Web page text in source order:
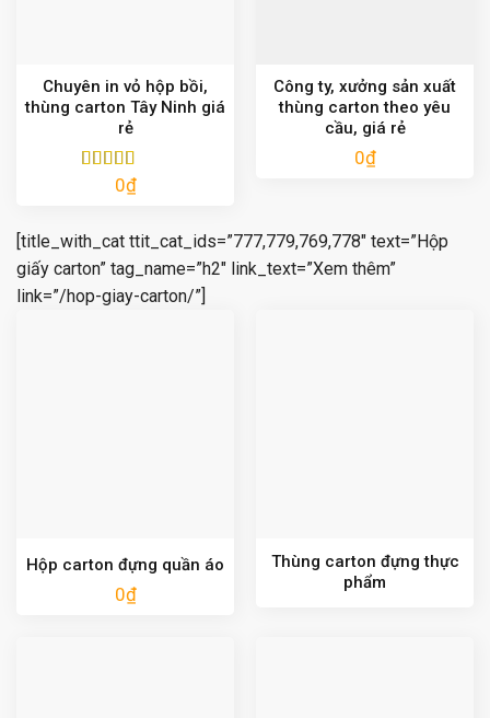
Chuyên in vỏ hộp bồi,
thùng carton Tây Ninh giá
rẻ
Được xếp
0₫
Công ty, xưởng sản xuất
thùng carton theo yêu
cầu, giá rẻ
0₫
[title_with_cat ttit_cat_ids=”777,779,769,778″ text=”Hộp
giấy carton” tag_name=”h2″ link_text=”Xem thêm”
link=”/hop-giay-carton/”]
Hộp carton đựng quần áo
0₫
Thùng carton đựng thực
phẩm